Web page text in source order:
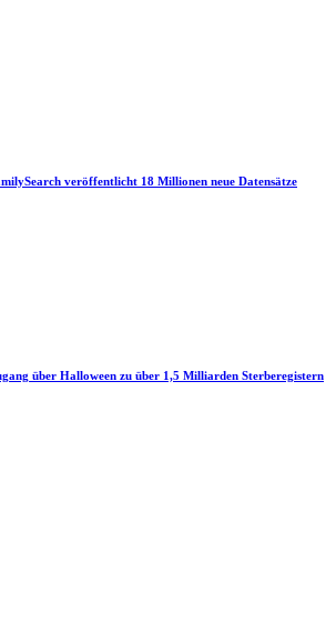
veröffentlicht 18 Millionen neue Datensätze
über Halloween zu über 1,5 Milliarden Sterberegistern